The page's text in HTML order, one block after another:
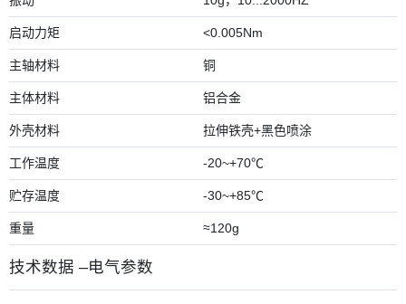
启动力矩 <0.005Nm
主轴材料 铜
主体材料 铝合金
外壳材料 拉伸铁壳+黑色喷涂
工作温度 -20~+70℃
贮存温度 -30~+85℃
重量 ≈120g
技术数据 –电气参数